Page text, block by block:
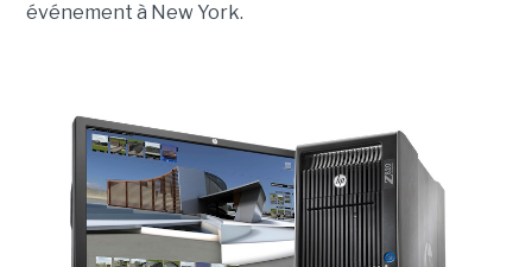
événement à New York.